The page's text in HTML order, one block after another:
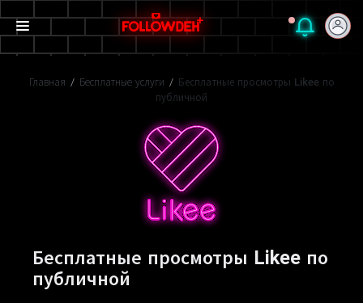
Главная / Бесплатные услуги / Бесплатные просмотры Likee по
публичной
Бесплатные просмотры Likee по
публичной